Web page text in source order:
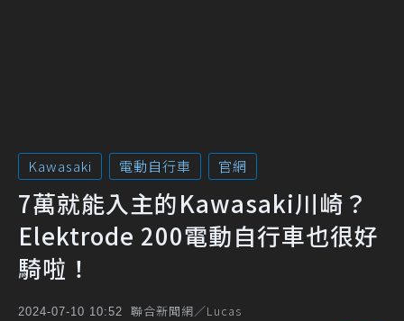
Kawasaki 電動自行車 官網
7萬就能入主的Kawasaki川崎？
Elektrode 200電動自行車也很好
騎啦！
2024-07-10 10:52 聯合新聞網／Lucas